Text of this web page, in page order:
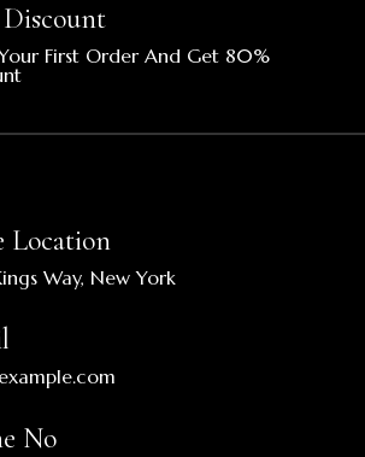
First Order And Get 80%
Location
Way, New York
No